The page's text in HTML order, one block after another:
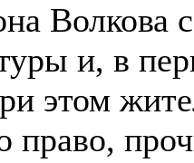
Волкова
и, в
этом
право,